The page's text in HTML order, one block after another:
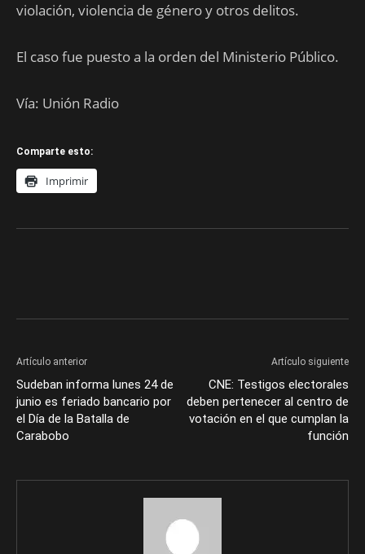
violación, violencia de género y otros delitos.
El caso fue puesto a la orden del Ministerio Público.
Vía: Unión Radio
Comparte esto:
Imprimir
Artículo anterior
Sudeban informa lunes 24 de
junio es feriado bancario por
el Día de la Batalla de
Carabobo
Artículo siguiente
CNE: Testigos electorales
deben pertenecer al centro de
votación en el que cumplan la
función